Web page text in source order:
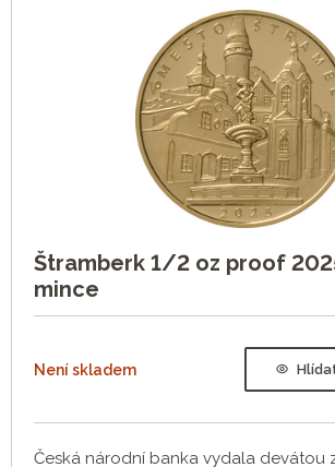
Štramberk 1/2 oz proof
mince
Není skladem
Česká národní banka vydala devátou